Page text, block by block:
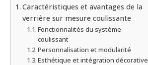
Caractéristiques et avantages de la
verrière sur mesure coulissante
Fonctionnalités du système
coulissant
Personnalisation et modularité
Esthétique et intégration décorative